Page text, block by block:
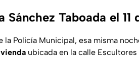
Taboada el
Policía Municipal, esa misma
ubicada en la calle